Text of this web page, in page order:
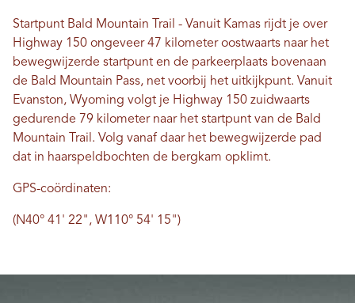
Startpunt Bald Mountain Trail - Vanuit Kamas rijdt je over
Highway 150 ongeveer 47 kilometer oostwaarts naar het
bewegwijzerde startpunt en de parkeerplaats bovenaan
de Bald Mountain Pass, net voorbij het uitkijkpunt. Vanuit
Evanston, Wyoming volgt je Highway 150 zuidwaarts
gedurende 79 kilometer naar het startpunt van de Bald
Mountain Trail. Volg vanaf daar het bewegwijzerde pad
dat in haarspeldbochten de bergkam opklimt.
GPS-coördinaten:
(N40° 41' 22", W110° 54' 15")